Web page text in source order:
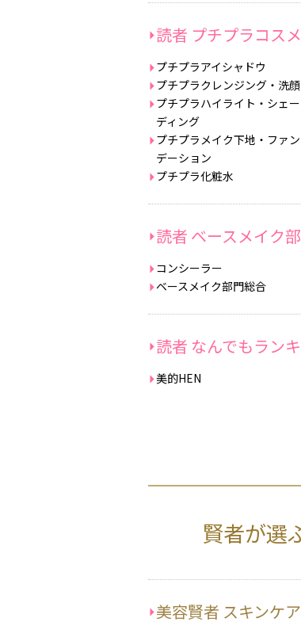
読者 プチプラコス
プチプラアイシャドウ
プチプラクレンジング・洗顔
プチプラハイライト・シェー
ディング
プチプラメイク下地・ファン
デーション
プチプラ化粧水
読者 ベースメイク
コンシーラー
ベースメイク部門総合
読者 なんでもラン
美的HEN
賢者が選
美容賢者 スキンケ